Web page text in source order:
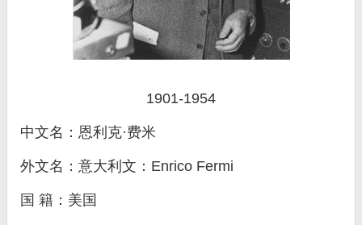
1901-1954
中文名：恩利克·费米
外文名：意大利文：Enrico Fermi
国 籍：美国